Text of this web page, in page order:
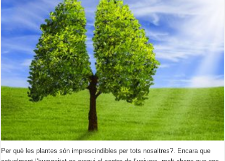
Per què les plantes són imprescindibles per tots nosaltres?. Encara que